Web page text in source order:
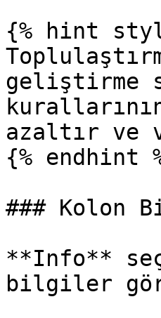
{% hint
geliştirme
azaltır ve
{% endhint
### Kolon
**Info**
bilgiler